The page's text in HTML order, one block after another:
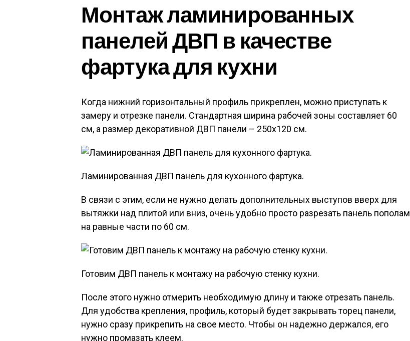
Монтаж ламинированных
панелей ДВП в качестве
фартука для кухни
Когда нижний горизонтальный профиль прикреплен, можно приступать к
замеру и отрезке панели. Стандартная ширина рабочей зоны составляет 60
см, а размер декоративной ДВП панели – 250х120 см.
Ламинированная ДВП панель для кухонного фартука.
В связи с этим, если не нужно делать дополнительных выступов вверх для
вытяжки над плитой или вниз, очень удобно просто разрезать панель пополам
на равные части по 60 см.
Готовим ДВП панель к монтажу на рабочую стенку кухни.
После этого нужно отмерить необходимую длину и также отрезать панель.
Для удобства крепления, профиль, который будет закрывать торец панели,
нужно сразу прикрепить на свое место. Чтобы он надежно держался, его
нужно промазать клеем.